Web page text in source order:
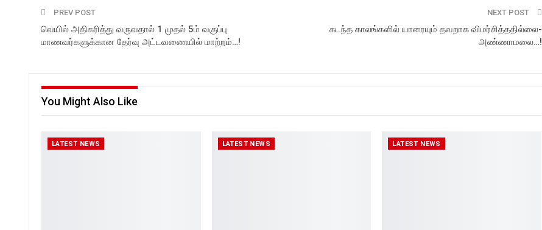
PREV POST
வெயில் அதிகரித்து வருவதால் 1 முதல் 5ம் வகுப்பு
மாணவர்களுக்கான தேர்வு அட்டவணையில் மாற்றம்…!
NEXT POST
கடந்த காலங்களில் யாரையும் தவறாக விமர்சித்ததில்லை-
அண்ணாமலை…!
You Might Also Like
LATEST NEWS LATEST NEWS LATEST NEWS